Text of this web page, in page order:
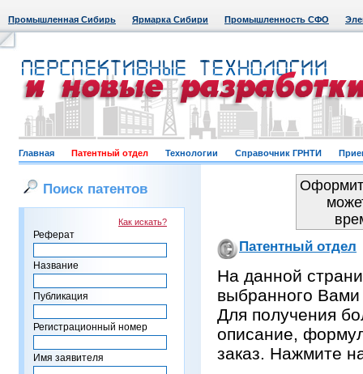
Промышленная Сибирь Ярмарка Сибири Промышленность СФО
Главная Патентный отдел Технологии Справочник ГРНТИ
Поиск патентов
Как искать?
Реферат
Название
Публикация
Регистрационный номер
Имя заявителя
Патентный отдел
На данной
выбранного Вами
Для получения
описание,
заказ. Нажмите